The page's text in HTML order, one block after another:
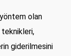
olan
giderilmesini